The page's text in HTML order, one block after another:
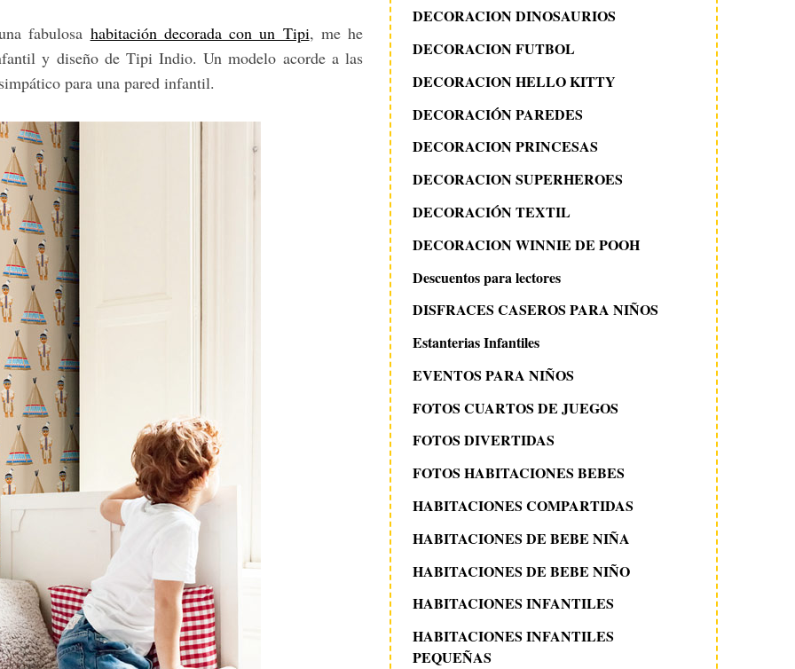
fabulosa habitación decorada con un Tipi, me he
y diseño de Tipi Indio. Un modelo acorde a las
para una pared infantil.
DECORACION DINOSAURIOS
DECORACION FUTBOL
DECORACION HELLO KITTY
DECORACIÓN PAREDES
DECORACION PRINCESAS
DECORACION SUPERHEROES
DECORACIÓN TEXTIL
DECORACION WINNIE DE POOH
Descuentos para lectores
DISFRACES CASEROS PARA NIÑOS
Estanterias Infantiles
EVENTOS PARA NIÑOS
FOTOS CUARTOS DE JUEGOS
FOTOS DIVERTIDAS
FOTOS HABITACIONES BEBES
HABITACIONES COMPARTIDAS
HABITACIONES DE BEBE NIÑA
HABITACIONES DE BEBE NIÑO
HABITACIONES INFANTILES
HABITACIONES INFANTILES
PEQUEÑAS